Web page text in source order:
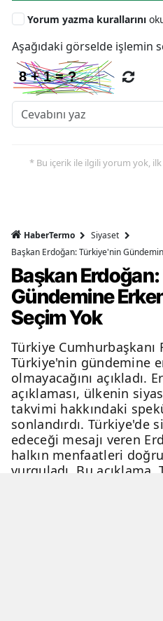
Yorum yazma kurallarını
Aşağıdaki görselde işlemin
* Bu içerik ile ilgili yorum yok, ilk
HaberTermo
Siyaset
Başkan Erdoğan: Türkiye'nin
Başkan
Gündemine
Seçim Yok
Türkiye Cumhurbaşkanı
Türkiye'nin gündemine
olmayacağını açıkladı.
açıklaması, ülkenin
takvimi hakkındaki
sonlandırdı. Türkiye'de
edeceği mesajı veren
halkın menfaatleri
vurguladı. Bu açıklama,